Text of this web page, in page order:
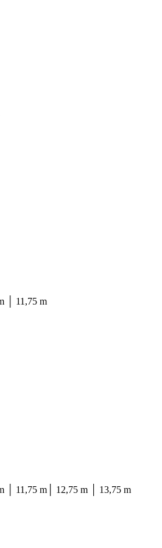
│ 11,75 m
│ 11,75 m│ 12,75 m │ 13,75 m